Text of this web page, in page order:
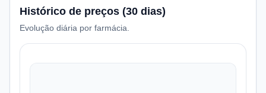
Histórico de preços (30 dias)
Evolução diária por farmácia.